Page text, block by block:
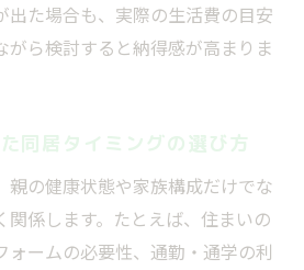
出た場合も、実際の生活費の目安
がら検討すると納得感が高まりま
同居タイミングの選び方
親の健康状態や家族構成だけでな
関係します。たとえば、住まいの
ォームの必要性、通勤・通学の利